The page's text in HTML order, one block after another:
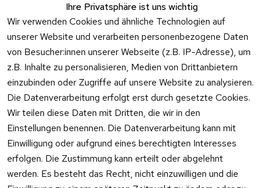
Ihre Privatsphäre ist uns wichtig
Wir verwenden Cookies und ähnliche Technologien auf
unserer Website und verarbeiten personenbezogene Daten
von Besucher:innen unserer Webseite (z.B. IP-Adresse), um
z.B. Inhalte zu personalisieren, Medien von Drittanbietern
einzubinden oder Zugriffe auf unsere Website zu analysieren.
Die Datenverarbeitung erfolgt erst durch gesetzte Cookies.
Wir teilen diese Daten mit Dritten, die wir in den
Einstellungen benennen. Die Datenverarbeitung kann mit
Einwilligung oder aufgrund eines berechtigten Interesses
erfolgen. Die Zustimmung kann erteilt oder abgelehnt
werden. Es besteht das Recht, nicht einzuwilligen und die
Rechtliches
AGB
Impressum
Datenschutzer
klärung
Barrierefreiheit
serklärung
Widerrufsbeleh
rung
Kontakt
Prilux Print
Solutions
Wilhem-
Leuschner-Str.
19
Rödermark
Tel.: 06074
Support
Hersteller
Fehlermeldung
Druckqualität
Wartungskit
Roller-
Diagramm
Ersatzteile
Zahlung
und
Versand